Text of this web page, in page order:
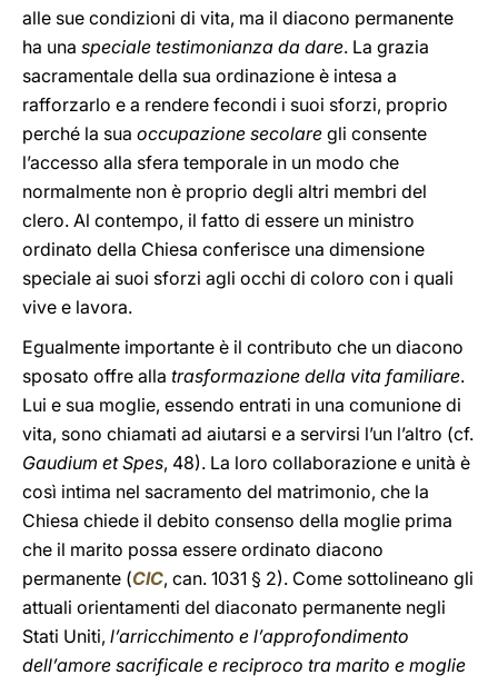
alle sue condizioni di vita, ma il diacono permanente
ha una speciale testimonianza da dare. La grazia
sacramentale della sua ordinazione è intesa a
rafforzarlo e a rendere fecondi i suoi sforzi, proprio
perché la sua occupazione secolare gli consente
l’accesso alla sfera temporale in un modo che
normalmente non è proprio degli altri membri del
clero. Al contempo, il fatto di essere un ministro
ordinato della Chiesa conferisce una dimensione
speciale ai suoi sforzi agli occhi di coloro con i quali
vive e lavora.
Egualmente importante è il contributo che un diacono
sposato offre alla trasformazione della vita familiare.
Lui e sua moglie, essendo entrati in una comunione di
vita, sono chiamati ad aiutarsi e a servirsi l’un l’altro (cf.
Gaudium et Spes, 48). La loro collaborazione e unità è
così intima nel sacramento del matrimonio, che la
Chiesa chiede il debito consenso della moglie prima
che il marito possa essere ordinato diacono
permanente (CIC, can. 1031 § 2). Come sottolineano gli
attuali orientamenti del diaconato permanente negli
Stati Uniti, l’arricchimento e l’approfondimento
dell’amore sacrificale e reciproco tra marito e moglie